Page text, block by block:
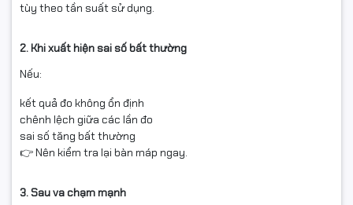
tùy theo tần suất sử dụng.
2. Khi xuất hiện sai số bất thường
Nếu:
kết quả đo không ổn định
chênh lệch giữa các lần đo
sai số tăng bất thường
👉 Nên kiểm tra lại bàn máp ngay.
3. Sau va chạm mạnh